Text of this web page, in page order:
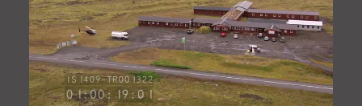
CARTE
COLLECTIONS